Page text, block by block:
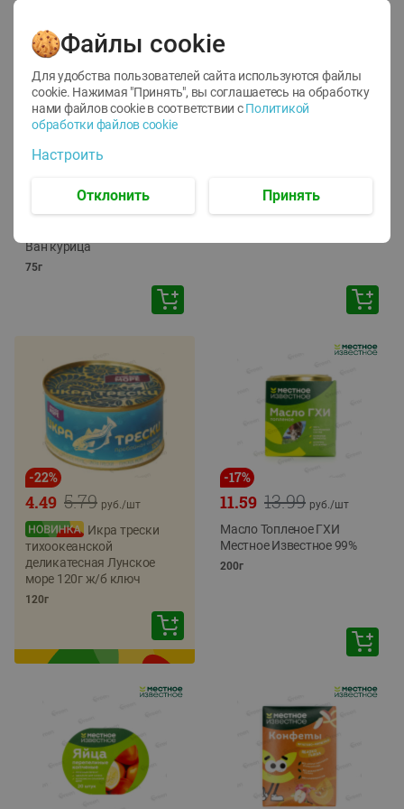
12
1.05 руб./
руб./шт
Корм влаж. для кош. с
Ван курица
75г
ТОФУ Vegetus ТВЕРДЫЙ
-22%
5.79
4.49 руб./шт
Икра трески
тихоокеанской
деликатесная Лунское
море 120г ж/б ключ
120г
-17%
13.99
11.59 руб./шт
Масло Топленое ГХИ
Местное Известное 99%
200г
Файлы cookie
Для удобства пользователей сайта используются файлы
cookie. Нажимая "Принять", вы соглашаетесь на обработку
нами файлов cookie в соответствии с Политикой
обработки файлов cookie
Настроить
Отклонить Принять